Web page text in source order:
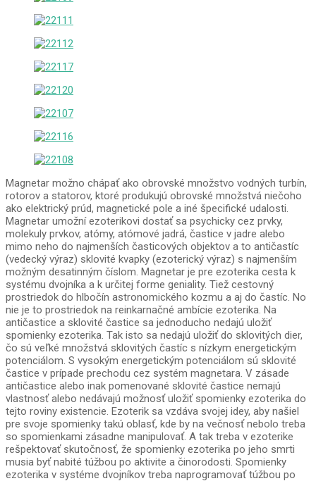
Magnetar možno chápať ako obrovské množstvo vodných turbín,
rotorov a statorov, ktoré produkujú obrovské množstvá niečoho
ako elektrický prúd, magnetické pole a iné špecifické udalosti.
Magnetar umožní ezoterikovi dostať sa psychicky cez prvky,
molekuly prvkov, atómy, atómové jadrá, častice v jadre alebo
mimo neho do najmenších časticových objektov a to antičastíc
(vedecký výraz) sklovité kvapky (ezoterický výraz) s najmenším
možným desatinným číslom. Magnetar je pre ezoterika cesta k
systému dvojníka a k určitej forme geniality. Tiež cestovný
prostriedok do hlbočín astronomického kozmu a aj do častíc. No
nie je to prostriedok na reinkarnačné ambície ezoterika. Na
antičastice a sklovité častice sa jednoducho nedajú uložiť
spomienky ezoterika. Tak isto sa nedajú uložiť do sklovitých dier,
čo sú veľké množstvá sklovitých častíc s nízkym energetickým
potenciálom. S vysokým energetickým potenciálom sú sklovité
častice v prípade prechodu cez systém magnetara. V zásade
antičastice alebo inak pomenované sklovité častice nemajú
vlastnosť alebo nedávajú možnosť uložiť spomienky ezoterika do
tejto roviny existencie. Ezoterik sa vzdáva svojej idey, aby našiel
pre svoje spomienky takú oblasť, kde by na večnosť nebolo treba
so spomienkami zásadne manipulovať. A tak treba v ezoterike
rešpektovať skutočnosť, že spomienky ezoterika po jeho smrti
musia byť nabité túžbou po aktivite a činorodosti. Spomienky
ezoterika v systéme dvojníkov treba naprogramovať túžbou po